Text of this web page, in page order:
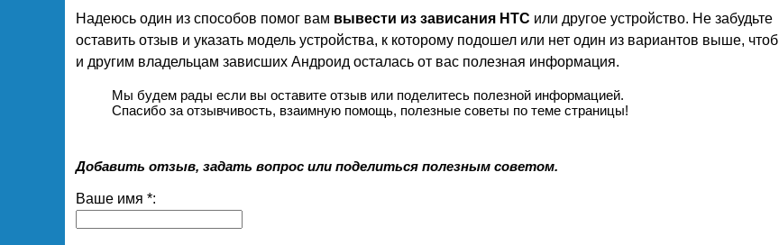
Надеюсь один из способов помог вам вывести из зависания HTC или другое устройство. Не забудьте
оставить отзыв и указать модель устройства, к которому подошел или нет один из вариантов выше, чтоб
и другим владельцам зависших Андроид осталась от вас полезная информация.
Мы будем рады если вы оставите отзыв или поделитесь полезной информацией.
Спасибо за отзывчивость, взаимную помощь, полезные советы по теме страницы!
Добавить отзыв, задать вопрос или поделиться полезным советом.
Ваше имя *: